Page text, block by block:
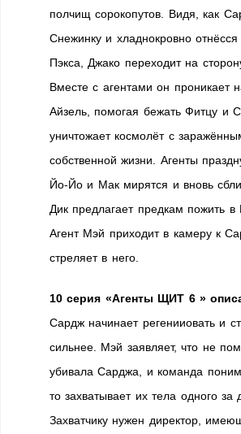
полчищ сорокопутов. Видя, как
Снежинку и хладнокровно отнёсся
Пэкса, Джако переходит на
Вместе с агентами он проникает
Айзель, помогая бежать Фитцу и
уничтожает космолёт с
собственной жизни. Агенты
Йо-Йо и Мак мирятся и вновь
Дик предлагает предкам пожить в
Агент Мэй приходит в камеру к
стреляет в него.
10 серия «Агенты ЩИТ 6 »
Сардж начинает регенииовать и
сильнее. Мэй заявляет, что не
убивала Сарджа, и команда
то захватывает их тела одного за
Захватчику нужен директор,